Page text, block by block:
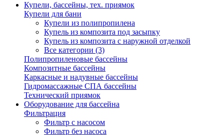
Купели, бассейны, тех. приямок
Купели для бани
Купели из полипропилена
Купель из композита под засыпку
Купель из композита с наружной отделкой
Все категории (3)
Полипропиленовые бассейны
Композитные бассейны
Каркасные и надувные бассейны
Гидромассажные СПА бассейны
Технический приямок
Оборудование для бассейна
Фильтрация
Фильтр с насосом
Фильтр без насоса